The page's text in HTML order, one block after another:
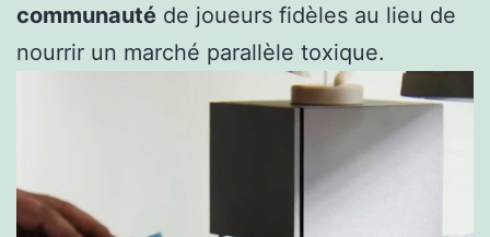
communauté de joueurs fidèles au lieu de
nourrir un marché parallèle toxique.